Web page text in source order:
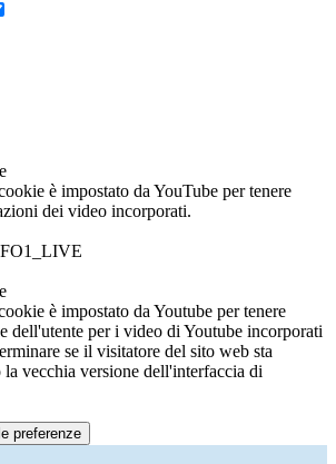
è impostato da YouTube per tenere
dei video incorporati.
è impostato da Youtube per tenere
dell'utente per i video di Youtube incorporati
se il visitatore del sito web sta
vecchia versione dell'interfaccia di
preferenze